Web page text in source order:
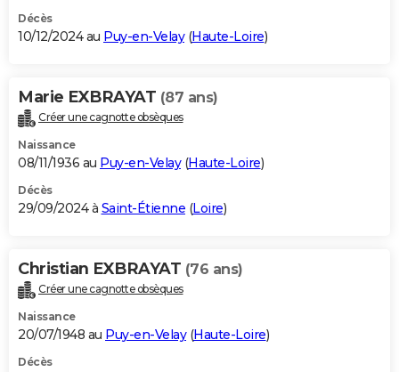
Décès
10/12/2024 au Puy-en-Velay(Haute-Loire)
Marie EXBRAYAT (87 ans)
Créer une cagnotte obsèques
Naissance
08/11/1936 au Puy-en-Velay(Haute-Loire)
Décès
29/09/2024 à Saint-Étienne (Loire)
Christian EXBRAYAT (76 ans)
Créer une cagnotte obsèques
Naissance
20/07/1948 au Puy-en-Velay(Haute-Loire)
Décès